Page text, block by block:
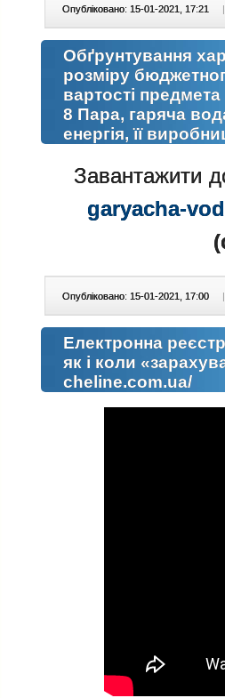
Опубліковано: 15-01-2021, 17:21 |
Обґрунтування
розміру
вартості
8 Пара, гаряча
енергія, її
Завантажити
garyacha-
Опубліковано: 15-01-2021, 17:00 |
Електронна
як і коли
cheline.com.ua/